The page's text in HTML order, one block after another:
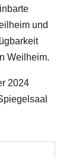
und
Weilheim.
2024